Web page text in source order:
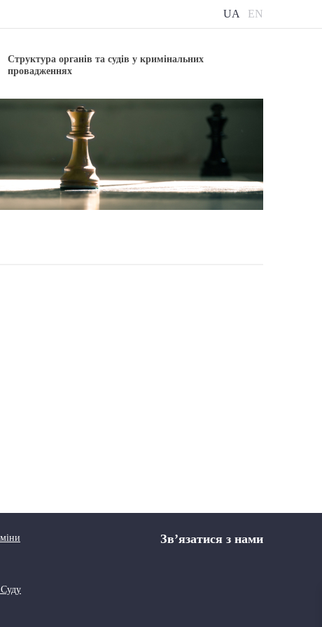
UA EN
Структура органів та судів у кримінальних
провадженнях
Зв’язатися з нами